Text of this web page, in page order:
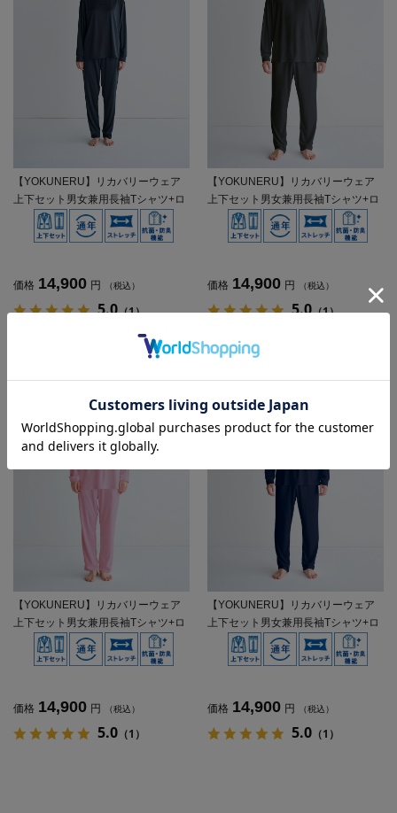
【YOKUNERU】リカバリーウェア
上下セット男女兼用長袖Tシャツ+ロ
ングパンツ疲労回復血行促進遠赤外
線快眠NANOMIX(R)【一般医療機
価格 14,900 円 （税込）
5.0（1）
【YOKUNERU】リカバリーウェア
上下セット男女兼用長袖Tシャツ+ロ
ングパンツ疲労回復血行促進遠赤外
線快眠NANOMIX(R)【一般医療機
価格 14,900 円 （税込）
5.0（1）
【YOKUNERU】リカバリーウェア
上下セット男女兼用長袖Tシャツ+ロ
ングパンツ疲労回復血行促進遠赤外
線快眠NANOMIX(R)【一般医療機
価格 14,900 円 （税込）
5.0 （1）
【YOKUNERU】リカバリーウェア
上下セット男女兼用長袖Tシャツ+ロ
ングパンツ疲労回復血行促進遠赤外
線快眠NANOMIX(R)【一般医療機
価格 14,900 円 （税込）
5.0 （1）